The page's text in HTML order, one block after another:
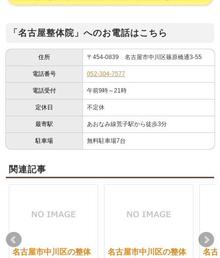
「名古屋整体院」へのお電話はこちら
住所 〒454-0839 名古屋市中川区篠原橋通3-55
電話番号 052-304-7577
電話受付 午前9時～21時
定休日 不定休
最寄駅 あおなみ線荒子駅から徒歩3分
駐車場 無料駐車場7台
関連記事
名古屋市中川区の整体
名古屋市中川区の整体
名